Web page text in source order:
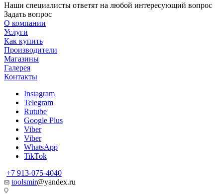
Наши специалисты ответят на любой интересующий вопрос
Задать вопрос
О компании
Услуги
Как купить
Производители
Магазины
Галерея
Контакты
Instagram
Telegram
Rutube
Google Plus
Viber
Viber
WhatsApp
TikTok
+7 913-075-4040
toolsmir@yandex.ru